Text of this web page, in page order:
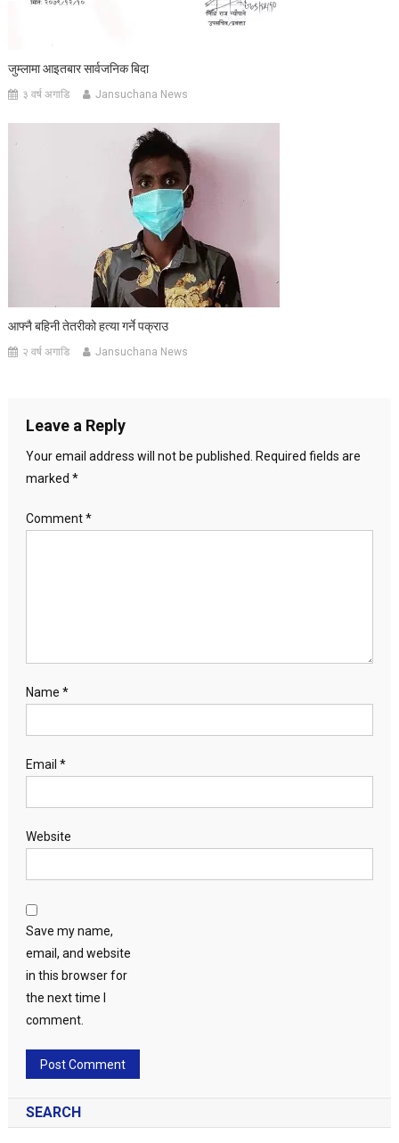
जुम्लामा आइतबार सार्वजनिक बिदा
३ वर्ष अगाडि Jansuchana News
आफ्नै बहिनी तेतरीको हत्या गर्ने पक्राउ
२ वर्ष अगाडि Jansuchana News
Leave a Reply
Your email address will not be published.
Required fields are
marked *
Comment*
Name *
Email *
Website
Save my name,
email, and website
in this browser for
the next time I
comment.
SEARCH